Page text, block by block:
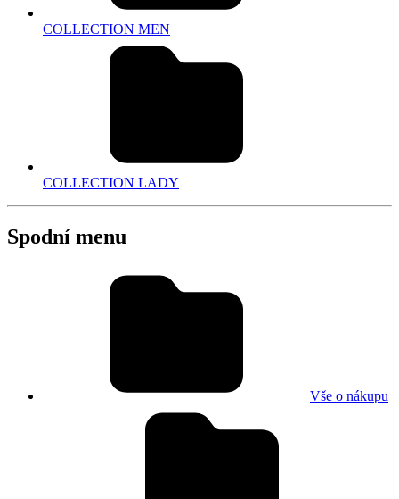
COLLECTION MEN
COLLECTION LADY
Spodní menu
Vše o nákupu